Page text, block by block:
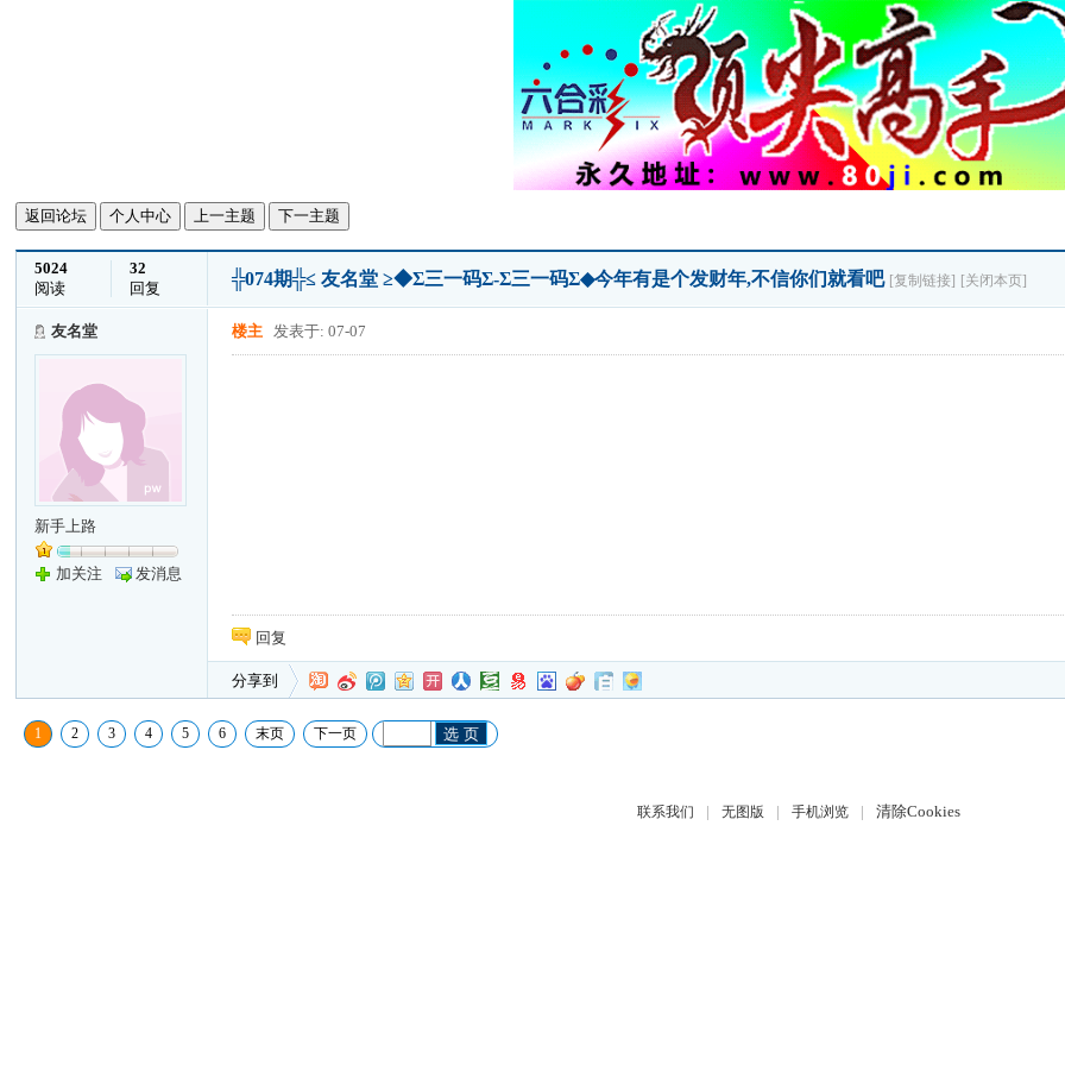
返回论坛 个人中心 上一主题 下一主题
5024
阅读
32
回复
╬074期╬≤ 友名堂 ≥◆Σ三一码Σ-Σ三一码Σ◆今年有是个发财年,不信你们就看吧 [复制链接] [关闭本页]
友名堂
新手上路
加关注 发消息
楼主 发表于: 07-07
回复
分享到
1 2 3 4 5 6 末页 下一页 选 页
联系我们 | 无图版 | 手机浏览 | 清除Cookies